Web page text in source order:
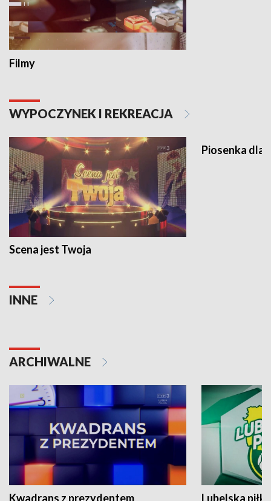
Filmy
WYPOCZYNEK I REKREACJA
Scena jest Twoja
Piosenka dla
INNE
ARCHIWALNE
Kwadrans z prezydentem Lubelska piłka